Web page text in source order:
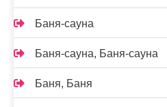
Баня-сауна
Баня-сауна, Баня-сауна
Баня, Баня